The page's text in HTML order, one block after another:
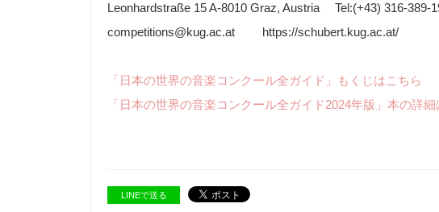
Leonhardstraße 15 A-8010 Graz, Austria Tel:(+43) 316-389-
competitions@kug.ac.at https://schubert.kug.ac.at/
「日本の世界の音楽コンクール全ガイド」もくじはこちら
「日本の世界の音楽コンクール全ガイド2024年版」本の詳細
LINEで送る